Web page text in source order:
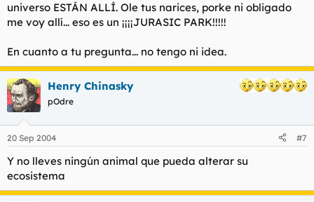
universo ESTÁN ALLÍ. Ole tus narices, porke ni obligado
me voy allí... eso es un ¡¡¡¡JURASIC PARK!!!!!
En cuanto a tu pregunta... no tengo ni idea.
Henry Chinasky
pOdre
20 Sep 2004 #7
Y no lleves ningún animal que pueda alterar su
ecosistema